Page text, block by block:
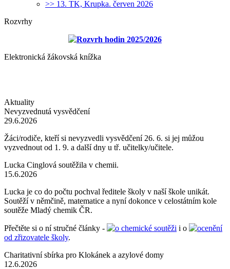
>> 13. TK, Krupka. červen 2026
Rozvrhy
Rozvrh hodin 2025/2026
Elektronická žákovská knížka
Aktuality
Nevyzvednutá vysvědčení
29.6.2026
Žáci/rodiče, kteří si nevyzvedli vysvědčení 26. 6. si jej můžou
vyzvednout od 1. 9. a další dny u tř. učitelky/učitele.
Lucka Cinglová soutěžila v chemii.
15.6.2026
Lucka je co do počtu pochval ředitele školy v naší škole unikát.
Soutěží v němčině, matematice a nyní dokonce v celostátním kole
soutěže Mladý chemik ČR.
Přečtěte si o ní stručné články - o chemické soutěži i o
ocenění
od zřizovatele školy.
Charitativní sbírka pro Klokánek a azylové domy
12.6.2026